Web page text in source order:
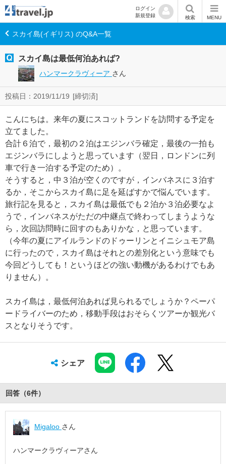
ログイン
新規登録
検索 MENU
スカイ島(イギリス) のQ&A一覧
スカイ島は最低何泊あれば?
ハンマークラヴィーア さん
投稿日：2019/11/19 [締切済]
こんにちは。来年の夏にスコットランドを訪問する予定を
立てました。
合計６泊で，最初の２泊はエジンバラ確定，最後の一拍も
エジンバラにしようと思っています（翌日，ロンドンに列
車で行き一泊する予定のため）。
そうすると，中３泊が空くのですが，インバネスに３泊す
るか，そこからスカイ島に足を延ばすかで悩んでいます。
旅行記を見ると，スカイ島は最低でも２泊か３泊必要なよ
うで，インバネスがただの中継点で終わってしまうような
ら，次回訪問時に回すのもありかな，と思っています。
（今年の夏にアイルランドのドゥーリンとイニシュモア島
に行ったので，スカイ島はそれとの差別化という意味でも
今回どうしても！というほどの強い動機があるわけでもあ
りません）。
スカイ島は，最低何泊あれば見られるでしょうか？ペーパ
ードライバーのため，移動手段はおそらくツアーか観光バ
スとなりそうです。
シェア
回答（6件）
Migaloo さん
ハンマークラヴィーアさん